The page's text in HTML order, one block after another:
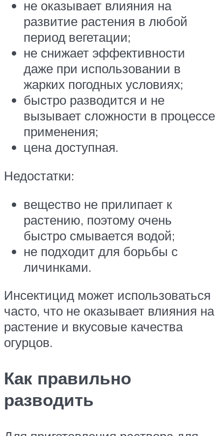
не оказывает влияния на
развитие растения в любой
период вегетации;
не снижает эффективности
даже при использовании в
жарких погодных условиях;
быстро разводится и не
вызывает сложности в процессе
применения;
цена доступная.
Недостатки:
вещество не прилипает к
растению, поэтому очень
быстро смывается водой;
не подходит для борьбы с
личинками.
Инсектицид может использоваться
часто, что не оказывает влияния на
растение и вкусовые качества
огурцов.
Как правильно
разводить